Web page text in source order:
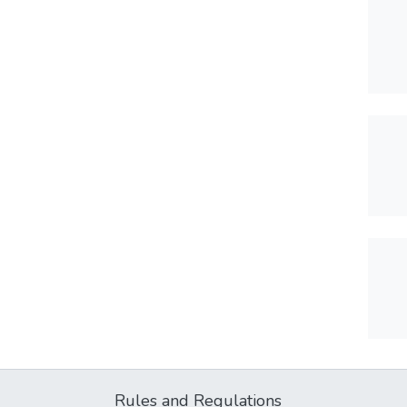
Rules and Regulations